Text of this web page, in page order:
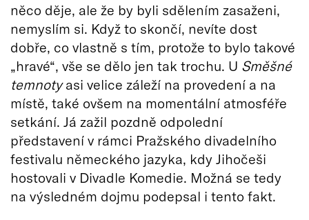
něco děje, ale že by byli sdělením zasaženi,
nemyslím si. Když to skončí, nevíte dost
dobře, co vlastně s tím, protože to bylo takové
„hravé“, vše se dělo jen tak trochu. U Směšné
temnotyasi velice záleží na provedení a na
místě, také ovšem na momentální atmosféře
setkání. Já zažil pozdně odpolední
představení v rámci Pražského divadelního
festivalu německého jazyka, kdy Jihočeši
hostovali v Divadle Komedie. Možná se tedy
na výsledném dojmu podepsal i tento fakt.